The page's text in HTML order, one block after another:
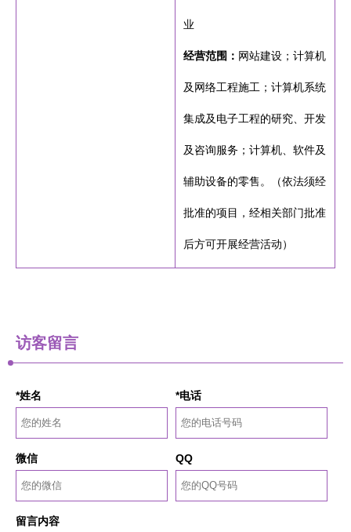
业
经营范围： 网站建设；计算机
及网络工程施工；计算机系统
集成及电子工程的研究、开发
及咨询服务；计算机、软件及
辅助设备的零售。（依法须经
批准的项目，经相关部门批准
后方可开展经营活动）
访客留言
*姓名 *电话
微信 QQ
留言内容